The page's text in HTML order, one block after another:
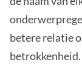
betere relatie
betrokkenheid.